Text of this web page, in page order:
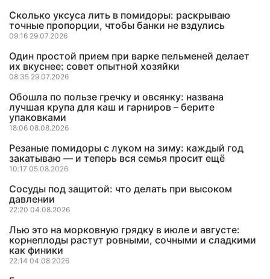
Сколько уксуса лить в помидоры: раскрываю
точные пропорции, чтобы банки не вздулись
09:16 29.07.2026
Один простой прием при варке пельменей делает
их вкуснее: совет опытной хозяйки
08:35 29.07.2026
Обошла по пользе гречку и овсянку: названа
лучшая крупа для каш и гарниров – берите
упаковками
18:06 08.08.2026
Резаные помидоры с луком на зиму: каждый год
закатываю — и теперь вся семья просит ещё
10:17 05.08.2026
Сосуды под защитой: что делать при высоком
давлении
22:20 04.08.2026
Лью это на морковную грядку в июле и августе:
корнеплоды растут ровными, сочными и сладкими
как финики
22:14 04.08.2026